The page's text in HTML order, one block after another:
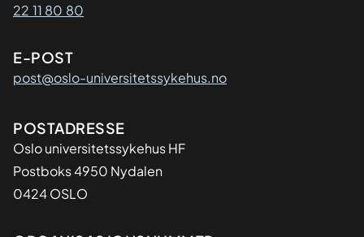
22 11 80 80
E-POST
post@oslo-universitetssykehus.no
Adresse
POSTADRESSE
Oslo universitetssykehus HF
Postboks 4950 Nydalen
0424 OSLO